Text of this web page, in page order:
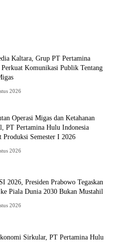
Kaltara, Grup PT Pertamina
Komunikasi Publik Tentang
2026
Operasi Migas dan Ketahanan
PT Pertamina Hulu Indonesia
Produksi Semester I 2026‎
2026
2026, Presiden Prabowo Tegaskan
Piala Dunia 2030 Bukan Mustahil
2026
Sirkular, PT Pertamina Hulu